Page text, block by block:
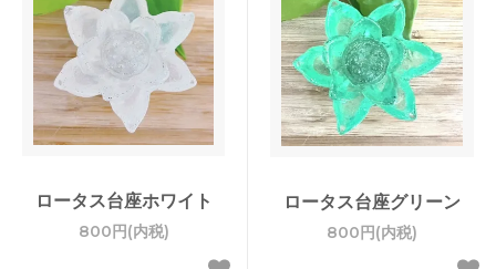
ロータス台座ホワイト
800円(内税)
ロータス台座グリーン
800円(内税)